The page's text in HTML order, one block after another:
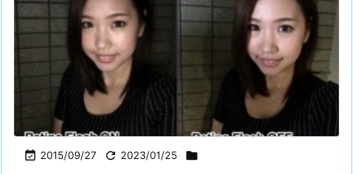
 2015/09/27  2023/01/25 